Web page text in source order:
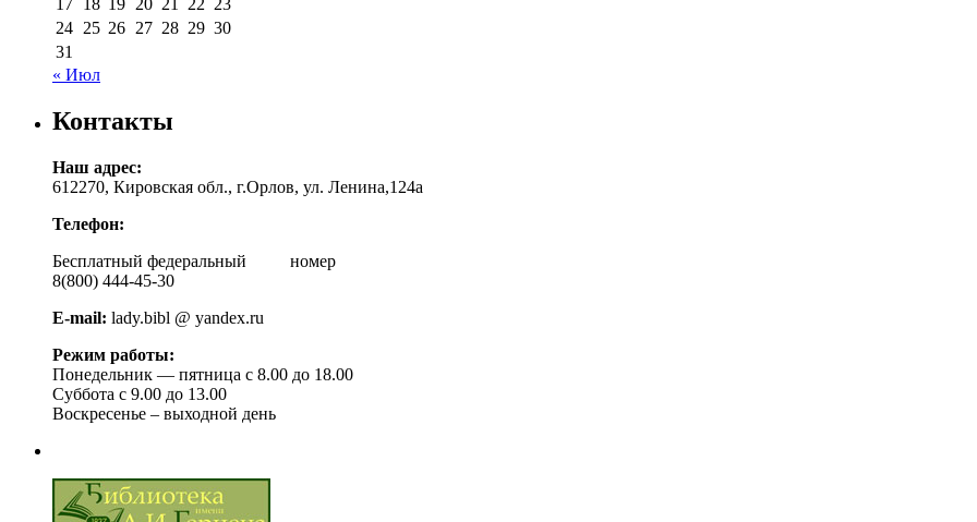
24 25 26 27 28 29 30
31
« Июл
Контакты
Наш адрес:
612270, Кировская обл., г.Орлов, ул. Ленина,124а
Телефон:
Бесплатный федеральный номер
8(800) 444-45-30
E-mail: lady.bibl @ yandex.ru
Режим работы:
Понедельник — пятница с 8.00 до 18.00
Суббота с 9.00 до 13.00
Воскресенье – выходной день